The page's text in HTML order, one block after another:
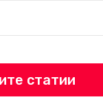
статии